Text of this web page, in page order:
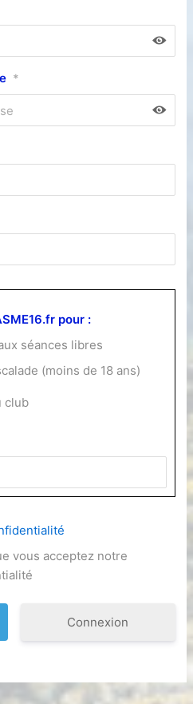
*
pour :
séances libres
(moins de 18 ans)
club
vous acceptez notre
Connexion